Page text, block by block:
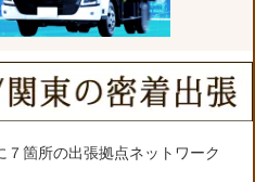
箇所の出張拠点ネットワーク